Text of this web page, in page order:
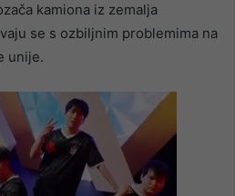
kamiona iz zemalja
se s ozbiljnim problemima na
unije.